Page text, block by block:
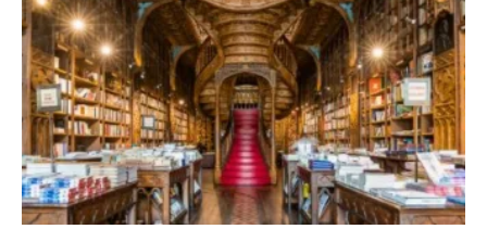
Pelancongan berkumpulan adalah sangat popular dalam
kalangan 1,000 penduduk milenial Malaysia (lahir 1982 dan
selepas itu) yang ditinjau selidik, dengan 91 peratus
daripada responden memilih untuk melancong bersama
rakan dan keluarga mereka setiap kali. Hanya lapan peratus
yang meluangkan sebahagian besar masa untuk melancong